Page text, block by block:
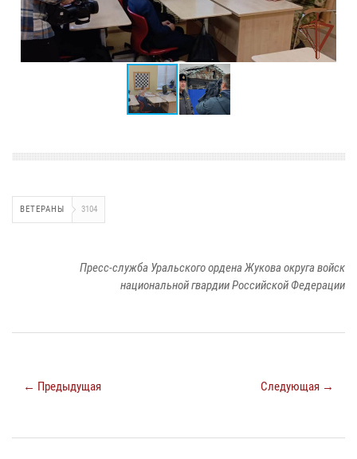
ВЕТЕРАНЫ 3104
Пресс-служба Уральского ордена Жукова округа войск
национальной гвардии Российской Федерации
← Предыдущая Следующая →